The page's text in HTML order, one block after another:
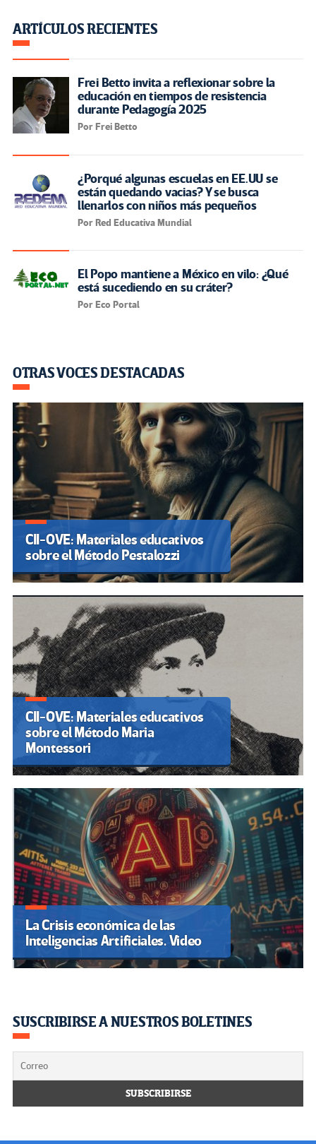
ARTÍCULOS RECIENTES
Frei Betto invita a reflexionar sobre la
educación en tiempos de resistencia
durante Pedagogía 2025
Por Frei Betto
¿Porqué algunas escuelas en EE.UU se
están quedando vacias? Y se busca
llenarlos con niños más pequeños
Por Red Educativa Mundial
El Popo mantiene a México en vilo: ¿Qué
está sucediendo en su cráter?
Por Eco Portal
OTRAS VOCES DESTACADAS
CII-OVE: Materiales educativos
sobre el Método Pestalozzi
CII-OVE: Materiales educativos
sobre el Método Maria
Montessori
La Crisis económica de las
Inteligencias Artificiales. Video
SUSCRIBIRSE A NUESTROS BOLETINES